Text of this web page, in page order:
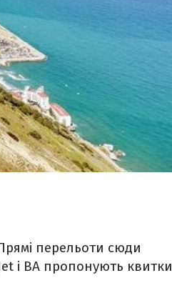
перельоти сюди
і BA пропонують квитки